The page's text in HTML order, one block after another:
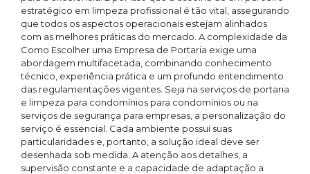
estratégico em limpeza profissional é tão vital, assegurando
que todos os aspectos operacionais estejam alinhados
com as melhores práticas do mercado. A complexidade da
Como Escolher uma Empresa de Portaria exige uma
abordagem multifacetada, combinando conhecimento
técnico, experiência prática e um profundo entendimento
das regulamentações vigentes. Seja na serviços de portaria
e limpeza para condomínios para condomínios ou na
serviços de segurança para empresas, a personalização do
serviço é essencial. Cada ambiente possui suas
particularidades e, portanto, a solução ideal deve ser
desenhada sob medida. A atenção aos detalhes, a
supervisão constante e a capacidade de adaptação a